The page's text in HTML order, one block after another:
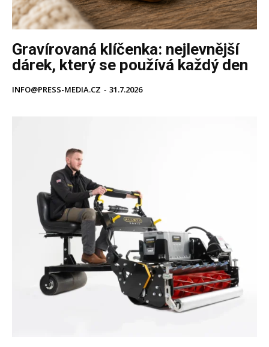
Gravírovaná klíčenka: nejlevnější
dárek, který se používá každý den
INFO@PRESS-MEDIA.CZ - 31.7.2026